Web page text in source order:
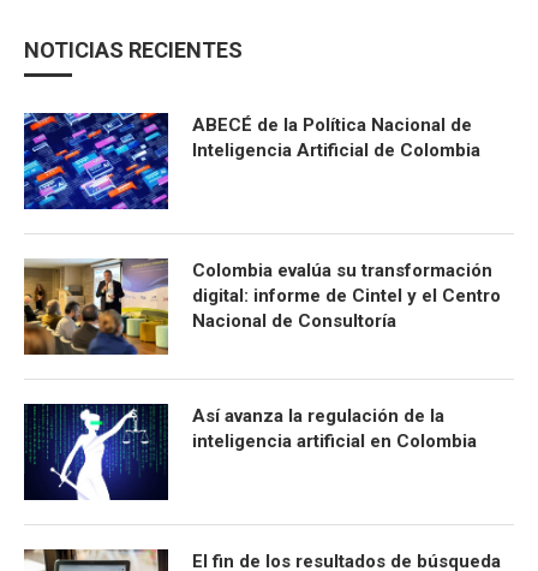
NOTICIAS RECIENTES
ABECÉ de la Política Nacional de
Inteligencia Artificial de Colombia
Colombia evalúa su transformación
digital: informe de Cintel y el Centro
Nacional de Consultoría
Así avanza la regulación de la
inteligencia artificial en Colombia
El fin de los resultados de búsqueda